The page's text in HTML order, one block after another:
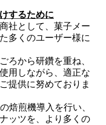
するために
社として、菓子メー
多くのユーザー様に
ろから研鑽を重ね、
用しながら、適正な
提供に努めておりま
焙煎機導入を行い、
ッツを、より多くの